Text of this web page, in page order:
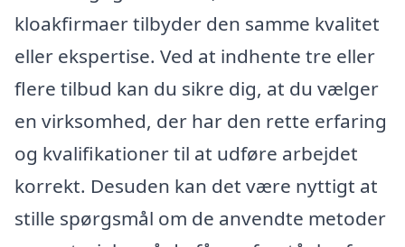
kloakfirmaer tilbyder den samme kvalitet
eller ekspertise. Ved at indhente tre eller
flere tilbud kan du sikre dig, at du vælger
en virksomhed, der har den rette erfaring
og kvalifikationer til at udføre arbejdet
korrekt. Desuden kan det være nyttigt at
stille spørgsmål om de anvendte metoder